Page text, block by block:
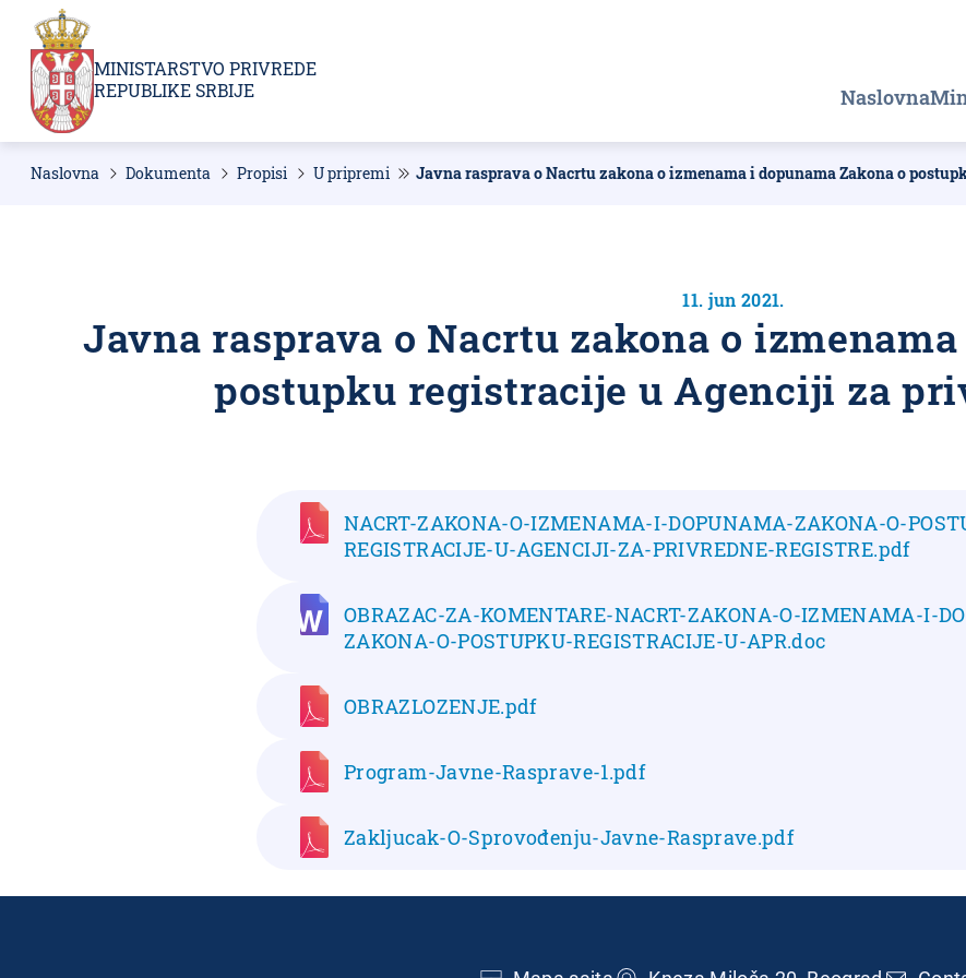
Prebaci
glavni
sadržaja
MINISTARSTVO PRIVREDE
REPUBLIKE SRBIJE
Главна
Naslovna
Breadcrumb
Naslovna Dokumenta Propisi U pripremi Javna rasprava o Nacrtu zakona o izmenama i dopunama Zakona o
11. jun 2021.
Javna rasprava o Nacrtu zakona o
postupku registracije u Agenciji za
NACRT-ZAKONA-O-IZMENAMA-I-DOPUNAMA-ZAKONA-O-
REGISTRACIJE-U-AGENCIJI-ZA-PRIVREDNE-REGISTRE.pdf
OBRAZAC-ZA-KOMENTARE-NACRT-ZAKONA-O-IZMENAMA-I-
ZAKONA-O-POSTUPKU-REGISTRACIJE-U-APR.doc
OBRAZLOZENJE.pdf
Program-Javne-Rasprave-1.pdf
Zakljucak-O-Sprovođenju-Javne-Rasprave.pdf